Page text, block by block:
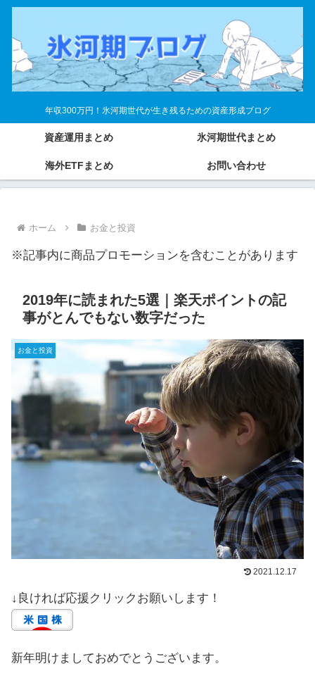
年収300万円！氷河期世代が生き残るための資産形成ブログ
資産運用まとめ 氷河期世代まとめ
海外ETFまとめ お問い合わせ
ホーム お金と投資
※記事内に商品プロモーションを含むことがあります
2019年に読まれた5選｜楽天ポイントの記
事がとんでもない数字だった
お金と投資
2021.12.17
↓良ければ応援クリックお願いします！
新年明けましておめでとうございます。